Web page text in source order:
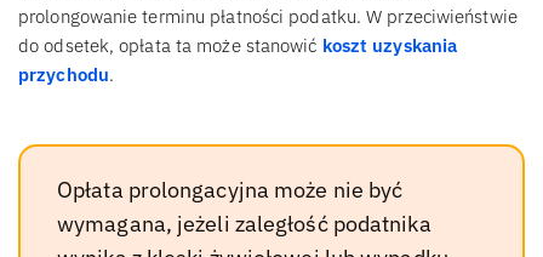
prolongowanie terminu płatności podatku. W przeciwieństwie
do odsetek, opłata ta może stanowić koszt uzyskania
przychodu.
Opłata prolongacyjna może nie być
wymagana, jeżeli zaległość podatnika